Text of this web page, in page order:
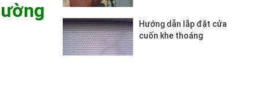
Hướng dẫn lắp đặt cửa
cuốn khe thoáng